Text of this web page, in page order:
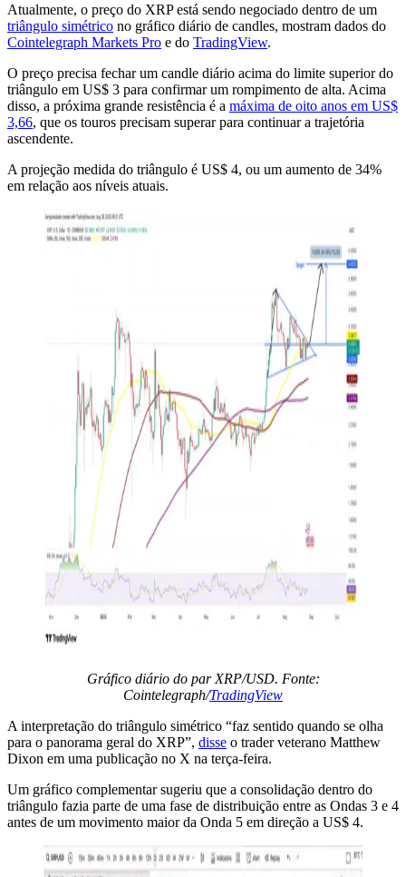
Atualmente, o preço do XRP está sendo negociado dentro de um
triângulo simétrico no gráfico diário de candles, mostram dados do
Cointelegraph Markets Pro e do TradingView.
O preço precisa fechar um candle diário acima do limite superior do
triângulo em US$ 3 para confirmar um rompimento de alta. Acima
disso, a próxima grande resistência é a máxima de oito anos em US$
3,66, que os touros precisam superar para continuar a trajetória
ascendente.
A projeção medida do triângulo é US$ 4, ou um aumento de 34%
em relação aos níveis atuais.
Gráfico diário do par XRP/USD. Fonte:
Cointelegraph/TradingView
A interpretação do triângulo simétrico “faz sentido quando se olha
para o panorama geral do XRP”, disse o trader veterano Matthew
Dixon em uma publicação no X na terça-feira.
Um gráfico complementar sugeriu que a consolidação dentro do
triângulo fazia parte de uma fase de distribuição entre as Ondas 3 e 4
antes de um movimento maior da Onda 5 em direção a US$ 4.